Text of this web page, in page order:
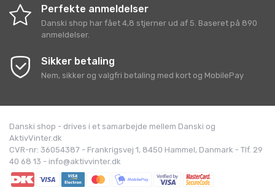
Perfekte anmeldelser
Danski shop har fået 4,8 stjerner ud af 5. Baseret på 890
anmeldelser.
Sikker betaling
Nem, sikker og valgfri betaling med kort og MobilePay
Danski shop - drives i et samarbejde mellem Danski og
AktivVinter.dk
CVR-nr: 36054387 - Frankrigsvej 1, 8450 Hammel, Danmark - Tlf. 29
40 68 13 - info@aktivvinter.dk